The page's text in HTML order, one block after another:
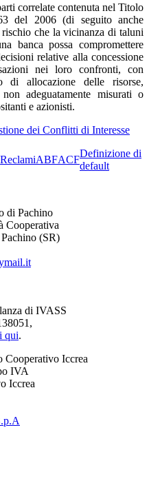
correlate contenuta nel Titolo
del 2006 (di seguito anche
che la vicinanza di taluni
banca possa compromettere
relative alla concessione
nei loro confronti, con
di allocazione delle risorse,
adeguatamente misurati o
e azionisti.
dei Conflitti di Interesse
ReclamiABFACF
Definizione di
default
di Pachino
Cooperativa
(SR)
di IVASS
qui.
Cooperativo Iccrea
IVA
Iccrea